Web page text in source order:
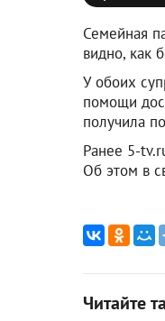
Семейная
видно, как
У обоих
помощи
получила
Ранее 5-
Об этом в
Читайте